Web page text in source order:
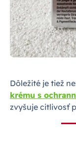
Dôležité je tiež
krému s
zvyšuje citlivosť